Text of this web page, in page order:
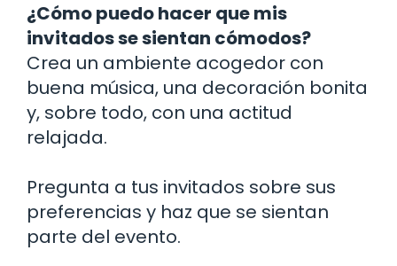
¿Cómo puedo hacer que mis
invitados se sientan cómodos?
Crea un ambiente acogedor con
buena música, una decoración bonita
y, sobre todo, con una actitud
relajada.
Pregunta a tus invitados sobre sus
preferencias y haz que se sientan
parte del evento.